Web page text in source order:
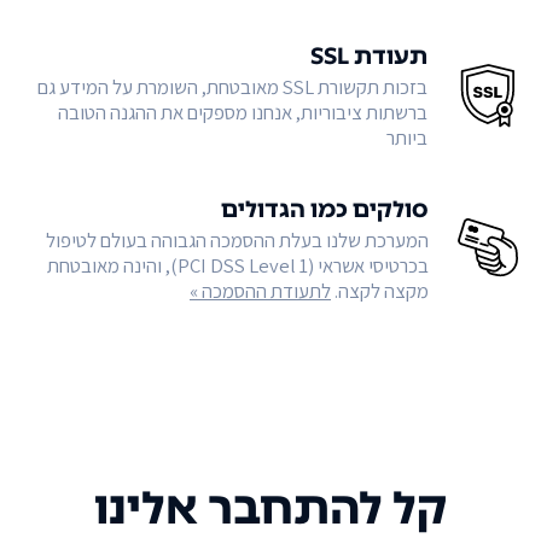
תעודת SSL
בזכות תקשורת SSL מאובטחת, השומרת על המידע גם
ברשתות ציבוריות, אנחנו מספקים את ההגנה הטובה
ביותר
סולקים כמו הגדולים
המערכת שלנו בעלת ההסמכה הגבוהה בעולם לטיפול
בכרטיסי אשראי (PCI DSS Level 1), והינה מאובטחת
מקצה לקצה.לתעודת ההסמכה »
קל להתחבר אלינו